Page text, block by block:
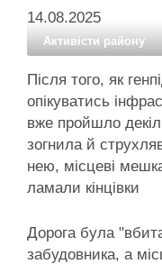
14.08.2025
Активісти району
Після того, як
опікуватись
вже пройшло
зогнила й
нею, місцеві
ламали кінцівки
Дорога була
забудовника, а